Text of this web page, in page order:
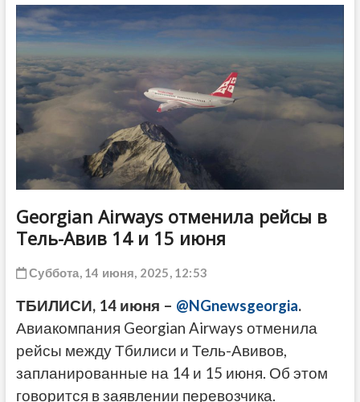
n
Georgian Airways отменила рейсы в
Тель-Авив 14 и 15 июня
Суббота, 14 июня, 2025, 12:53
ТБИЛИСИ, 14 июня – @NGnewsgeorgia.
Авиакомпания Georgian Airways отменила
рейсы между Тбилиси и Тель-Авивов,
запланированные на 14 и 15 июня. Об этом
говорится в заявлении перевозчика.